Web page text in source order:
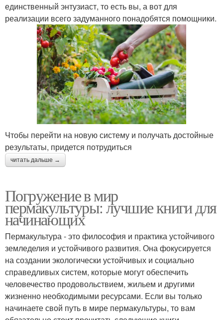
единственный энтузиаст, то есть вы, а вот для
реализации всего задуманного понадобятся помощники.
Чтобы перейти на новую систему и получать достойные
результаты, придется потрудиться
читать дальше →
Погружение в мир
пермакультуры: лучшие книги для
начинающих
Пермакультура - это философия и практика устойчивого
земледелия и устойчивого развития. Она фокусируется
на создании экологически устойчивых и социально
справедливых систем, которые могут обеспечить
человечество продовольствием, жильем и другими
жизненно необходимыми ресурсами. Если вы только
начинаете свой путь в мире пермакультуры, то вам